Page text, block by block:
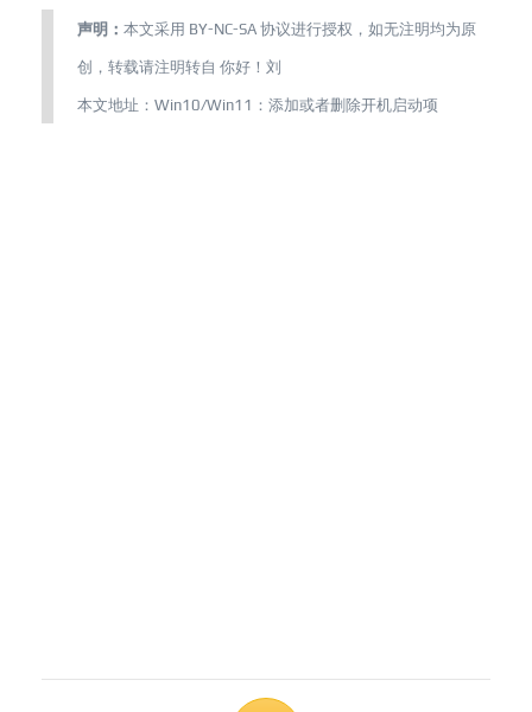
声明： 本文采用 BY-NC-SA 协议进行授权，如无注明均为原
创，转载请注明转自 你好！刘
本文地址： Win10/Win11：添加或者删除开机启动项